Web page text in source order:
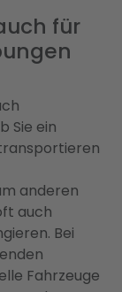
für
Sie ein
anderen
auch
Bei
Fahrzeuge